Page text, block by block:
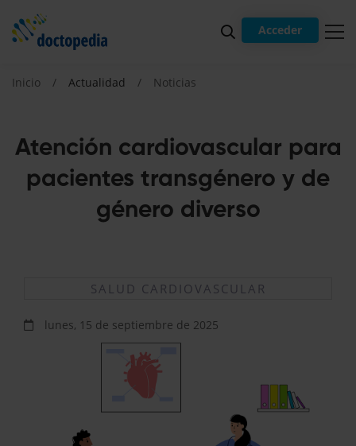
Acceder
Atención cardiovascular para
pacientes transgénero y de
género diverso
Inicio Actualidad Noticias
SALUD CARDIOVASCULAR
lunes, 15 de septiembre de 2025